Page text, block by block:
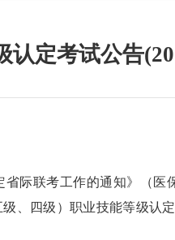
定考试公告
际联考工作的通知》（医
、四级）职业技能等级认